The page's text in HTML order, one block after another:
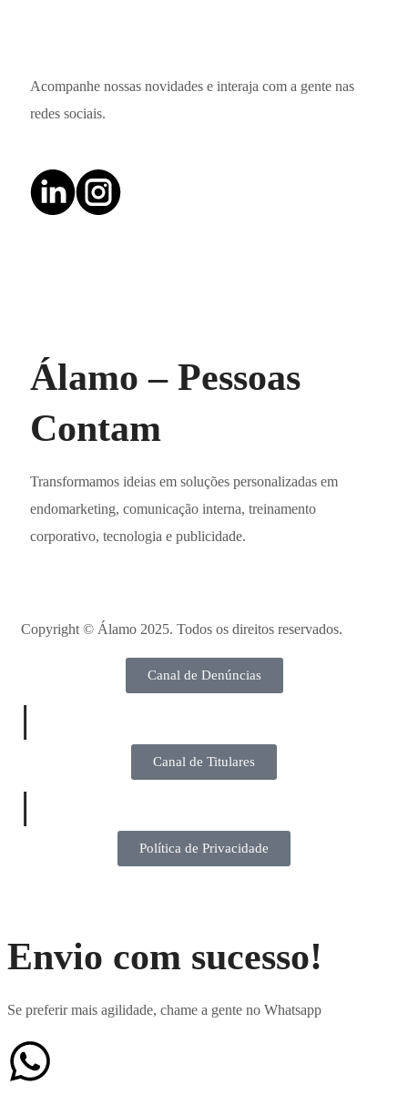
Acompanhe nossas novidades e interaja com a gente nas
redes sociais.
Álamo – Pessoas
Contam
Transformamos ideias em soluções personalizadas em
endomarketing, comunicação interna, treinamento
corporativo, tecnologia e publicidade.
Copyright © Álamo 2025. Todos os direitos reservados.
Canal de Denúncias
|
Canal de Titulares
|
Política de Privacidade
Envio com sucesso!
Se preferir mais agilidade, chame a gente no Whatsapp